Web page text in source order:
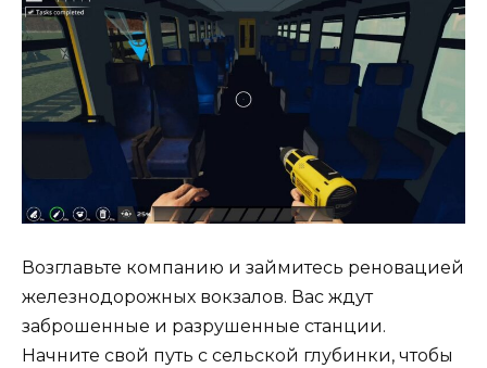
Возглавьте компанию и займитесь реновацией
железнодорожных вокзалов. Вас ждут
заброшенные и разрушенные станции.
Начните свой путь с сельской глубинки, чтобы